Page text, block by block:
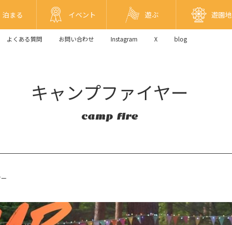
泊まる イベント 遊ぶ 遊園地
よくある質問 お問い合わせ Instagram X blog
キャンプファイヤー
camp fire